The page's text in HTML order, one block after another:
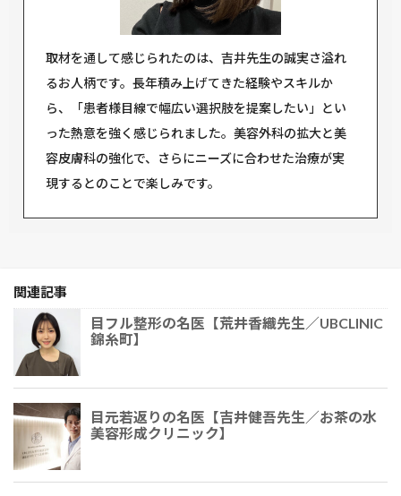
取材を通して感じられたのは、吉井先生の誠実さ溢れ
るお人柄です。長年積み上げてきた経験やスキルか
ら、「患者様目線で幅広い選択肢を提案したい」とい
った熱意を強く感じられました。美容外科の拡大と美
容皮膚科の強化で、さらにニーズに合わせた治療が実
現するとのことで楽しみです。
関連記事
目フル整形の名医【荒井香織先生／UBCLINIC
錦糸町】
目元若返りの名医【吉井健吾先生／お茶の水
美容形成クリニック】